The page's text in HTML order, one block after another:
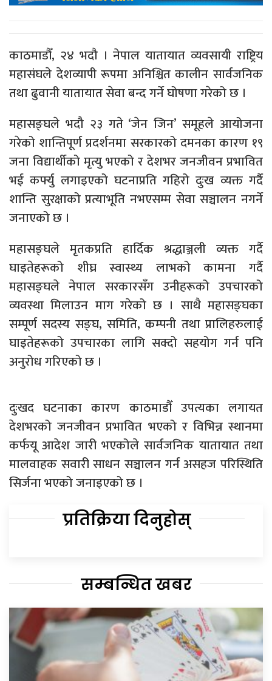
काठमाडौँ, २४ भदौ । नेपाल यातायात व्यवसायी राष्ट्रिय
महासंघले देशव्यापी रूपमा अनिश्चित कालीन सार्वजनिक
तथा ढुवानी यातायात सेवा बन्द गर्ने घोषणा गरेको छ ।
महासङ्घले भदौ २३ गते ‘जेन जिन’ समूहले आयोजना
गरेको शान्तिपूर्ण प्रदर्शनमा सरकारको दमनका कारण १९
जना विद्यार्थीको मृत्यु भएको र देशभर जनजीवन प्रभावित
भई कर्फ्यु लगाइएको घटनाप्रति गहिरो दुःख व्यक्त गर्दै
शान्ति सुरक्षाको प्रत्याभूति नभएसम्म सेवा सञ्चालन नगर्ने
जनाएको छ ।
महासङ्घले मृतकप्रति हार्दिक श्रद्धाञ्जली व्यक्त गर्दै
घाइतेहरूको शीघ्र स्वास्थ्य लाभको कामना गर्दै
महासङ्घले नेपाल सरकारसँग उनीहरूको उपचारको
व्यवस्था मिलाउन माग गरेको छ । साथै महासङ्घका
सम्पूर्ण सदस्य सङ्घ, समिति, कम्पनी तथा प्रालिहरुलाई
घाइतेहरूको उपचारका लागि सक्दो सहयोग गर्न पनि
अनुरोध गरिएको छ ।
दुःखद घटनाका कारण काठमाडौँ उपत्यका लगायत
देशभरको जनजीवन प्रभावित भएको र विभिन्न स्थानमा
कर्फयू आदेश जारी भएकोले सार्वजनिक यातायात तथा
मालवाहक सवारी साधन सञ्चालन गर्न असहज परिस्थिति
सिर्जना भएको जनाइएको छ ।
प्रतिक्रिया दिनुहोस्
सम्बन्धित खबर